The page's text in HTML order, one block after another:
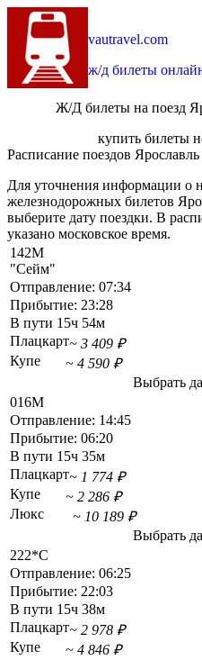
vautravel.com
ж/д билеты
Ж/Д билеты на поезд
купить билеты
Расписание поездов
Для уточнения информации о
железнодорожных билетов
выберите дату поездки. В
указано московское время.
142М
"Сейм"
Отправление: 07:34
Прибытие: 23:28
В пути 15ч 54м
Плацкарт~ 3 409 ₽
Купе
~ 4 590 ₽
Выбрать
016М
Отправление: 14:45
Прибытие: 06:20
В пути 15ч 35м
Плацкарт~ 1 774 ₽
Купе
~ 2 286 ₽
Люкс
~ 10 189 ₽
Выбрать
222*С
Отправление: 06:25
Прибытие: 22:03
В пути 15ч 38м
Плацкарт~ 2 978 ₽
Купе
~ 4 846 ₽